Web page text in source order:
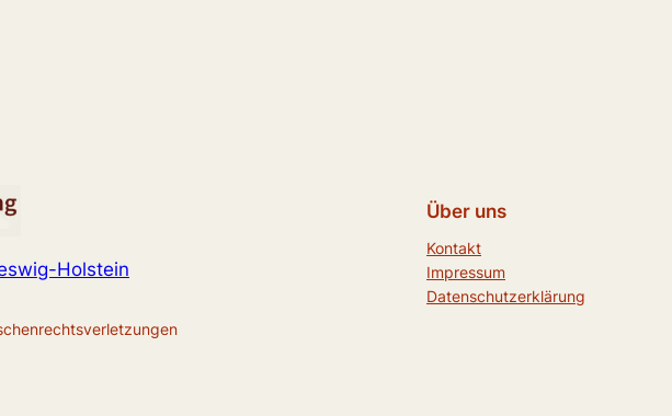
Holstein
Über uns
Kontakt
Impressum
Datenschutzerklärung